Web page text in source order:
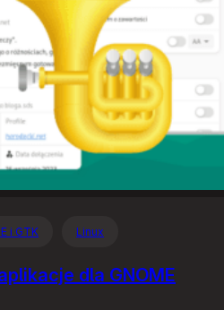
i GTK Linux
dla GNOME